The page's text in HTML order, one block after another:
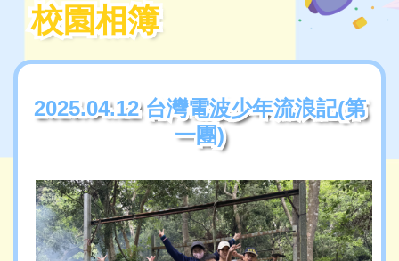
校園相簿
校園相簿
2025.04.12 台灣電波少年流浪記(第
一團)
2025.04.12 台灣電波少年流浪記(第
一團)